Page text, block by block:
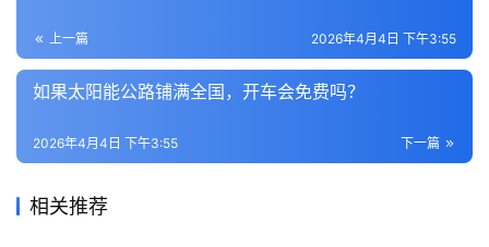
上一篇 2026年4月4日 下午3:55
如果太阳能公路铺满全国，开车会免费吗？
下一篇
2026年4月4日 下午3:55
相关推荐